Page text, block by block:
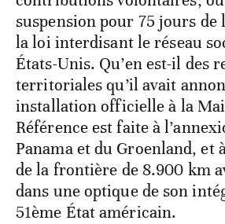
suspension pour 75 jours de
la loi interdisant le réseau
États-Unis. Qu’en est-il des
territoriales qu’il avait
installation officielle à la
Référence est faite à
Panama et du Groenland, et
de la frontière de 8.900 km
dans une optique de son
51ème État américain.